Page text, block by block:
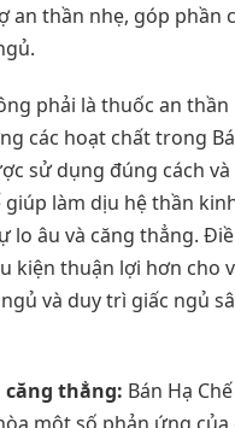
an thần nhẹ, góp phần
phải là thuốc an thần
các hoạt chất trong
sử dụng đúng cách và
giúp làm dịu hệ thần
lo âu và căng thẳng.
kiện thuận lợi hơn cho
và duy trì giấc ngủ
căng thẳng: Bán Hạ